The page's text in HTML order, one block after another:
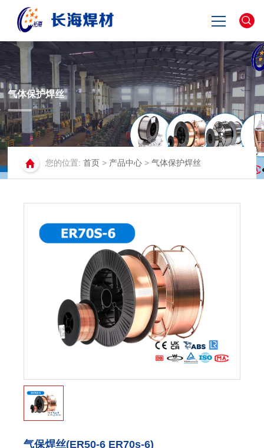
网站首页
关于长海
产品中心
新闻资讯
联系我们
English
气体保护焊丝
您的位置:首页 > 产品中心 >气体保护焊丝
气保焊丝(ER50-6 ER70s-6)